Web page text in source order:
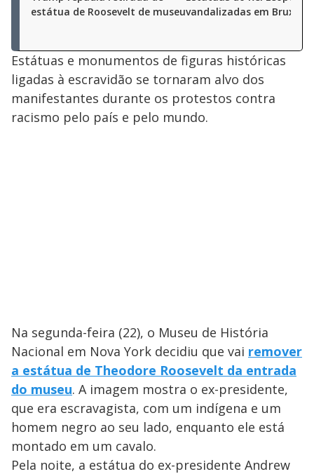
estátua de Roosevelt de museuvandalizadas em
Estátuas e monumentos de figuras históricas
ligadas à escravidão se tornaram alvo dos
manifestantes durante os protestos contra
racismo pelo país e pelo mundo.
Na segunda-feira (22), o Museu de História
Nacional em Nova York decidiu que vai remover
a estátua de Theodore Roosevelt da entrada
do museu. A imagem mostra o ex-presidente,
que era escravagista, com um indígena e um
homem negro ao seu lado, enquanto ele está
montado em um cavalo.
Pela noite, a estátua do ex-presidente Andrew